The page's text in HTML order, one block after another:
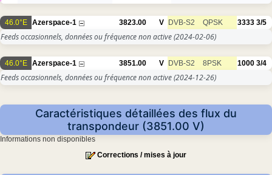
46.0°E Azerspace-1 3823.00 V DVB-S2 QPSK 3333 3/5
Feeds occasionnels, données ou fréquence non active(2024-02-06)
46.0°E Azerspace-1 3851.00 V DVB-S2 8PSK 1000 3/4
Feeds occasionnels, données ou fréquence non active(2024-12-26)
Caractéristiques détaillées des flux du
transpondeur (3851.00 V)
Informations non disponibles
Corrections / mises à jour